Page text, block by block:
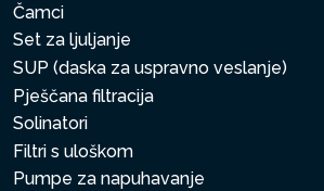
Čamci
Set za ljuljanje
SUP (daska za uspravno veslanje)
Pješčana filtracija
Solinatori
Filtri s uloškom
Pumpe za napuhavanje